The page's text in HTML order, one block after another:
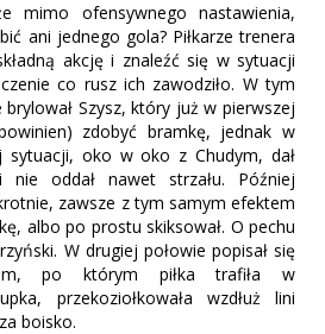
mimo ofensywnego nastawienia,
ani jednego gola? Piłkarze trenera
akcję i znaleźć się w sytuacji
co rusz ich zawodziło. W tym
Szysz, który już w pierwszej
zdobyć bramkę, jednak w
sytuacji, oko w oko z Chudym, dał
oddał nawet strzału. Później
zawsze z tym samym efektem
albo po prostu skiksował. O pechu
W drugiej połowie popisał się
po którym piłka trafiła w
przekoziołkowała wzdłuż lini
boisko.